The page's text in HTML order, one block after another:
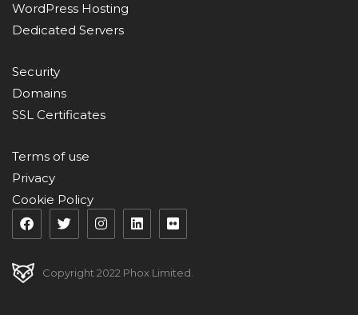
WordPress Hosting
Dedicated Servers
Security
Domains
SSL Certificates
Terms of use
Privacy
Cookie Policy
Copyright 2022 Phox Limited.